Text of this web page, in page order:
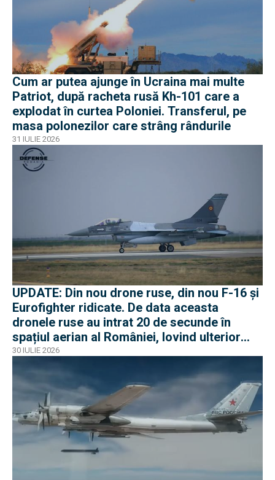
Cum ar putea ajunge în Ucraina mai multe
Patriot, după racheta rusă Kh-101 care a
explodat în curtea Poloniei. Transferul, pe
masa polonezilor care strâng rândurile
31 IULIE 2026
UPDATE: Din nou drone ruse, din nou F-16 și
Eurofighter ridicate. De data aceasta
dronele ruse au intrat 20 de secunde în
spațiul aerian al României, lovind ulterior
Ucraina
30 IULIE 2026